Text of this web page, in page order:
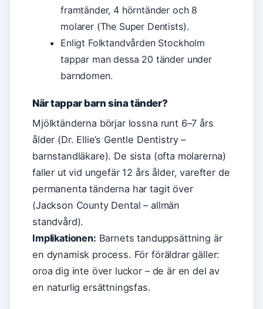
framtänder, 4 hörntänder och 8
molarer (The Super Dentists).
Enligt Folktandvården Stockholm
tappar man dessa 20 tänder under
barndomen.
När tappar barn sina tänder?
Mjölktänderna börjar lossna runt 6–7 års
ålder (Dr. Ellie’s Gentle Dentistry –
barnstandläkare). De sista (ofta molarerna)
faller ut vid ungefär 12 års ålder, varefter de
permanenta tänderna har tagit över
(Jackson County Dental – allmän
standvård).
Implikationen: Barnets tanduppsättning är
en dynamisk process. För föräldrar gäller:
oroa dig inte över luckor – de är en del av
en naturlig ersättningsfas.